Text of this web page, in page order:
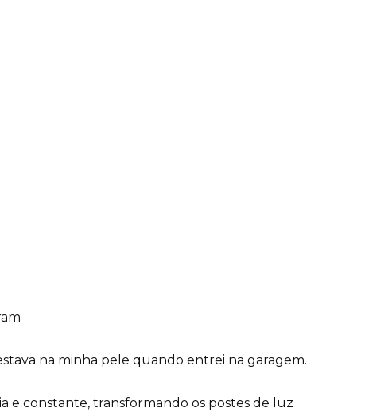
na minha pele quando entrei na garagem.
e constante, transformando os postes de luz